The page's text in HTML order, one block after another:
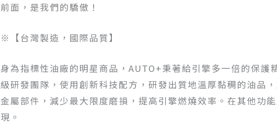
前面，是我們的驕傲！
※【台灣製造，國際品質】
身為指標性油廠的明星商品，AUTO+秉著給引擎多一倍的保護
級研發團隊，使用創新科技配方，研發出質地溫厚黏稠的油品
金屬部件，減少最大限度磨損，提高引擎燃燒效率。在其他功
現。